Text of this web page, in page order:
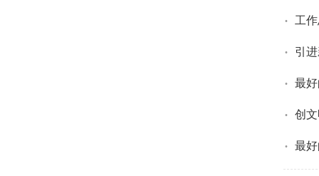
· 工
· 引
· 最
· 创
· 最